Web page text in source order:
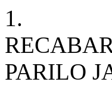
1.
PARILO